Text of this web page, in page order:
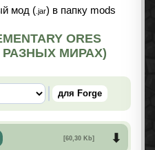
мод ( .jar) в папку mods
ORES
РАЗНЫХ МИРАХ)
для Forge
[60,30 Kb]